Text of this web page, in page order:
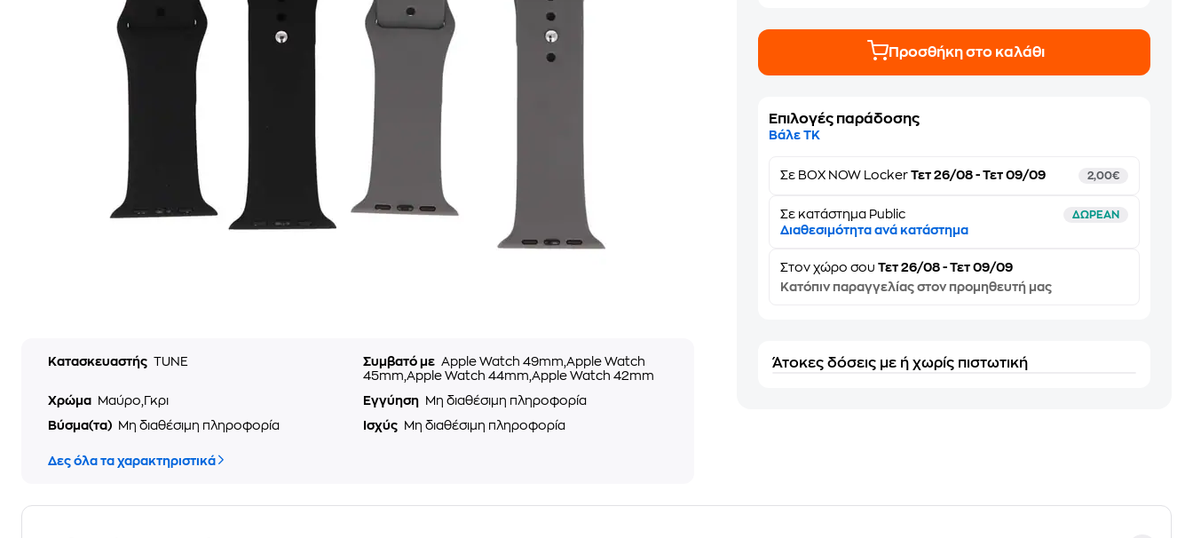
Κατασκευαστής TUNE Συμβατό με Apple Watch 49mm,Apple Watch
45mm,Apple Watch 44mm,Apple Watch 42mm
Χρώμα
Μαύρο,Γκρι Εγγύηση
Μη διαθέσιμη πληροφορία
Βύσμα(τα)
Μη διαθέσιμη πληροφορία Ισχύς Μη διαθέσιμη πληροφορία
Δες όλα τα χαρακτηριστικά
Προσθήκη στο καλάθι
Επιλογές παράδοσης
Βάλε ΤΚ
Σε BOX NOW Locker Τετ 26/08 - Τετ 09/09 2,00€
Σε κατάστημα Public ΔΩΡΕΑΝ
Διαθεσιμότητα ανά κατάστημα
Στονχώρο σου Τετ 26/08 - Τετ 09/09
Κατόπιν παραγγελίας στον προμηθευτή μας
Άτοκες δόσεις με ή χωρίς πιστωτική